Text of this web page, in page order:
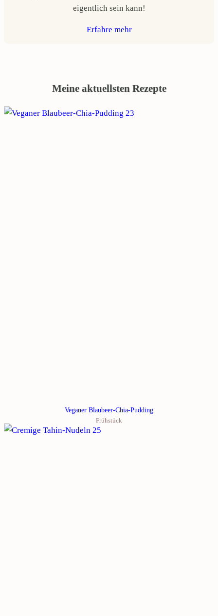
eigentlich sein kann!
Erfahre mehr
Meine aktuellsten Rezepte
Veganer Blaubeer-Chia-Pudding
Frühstück